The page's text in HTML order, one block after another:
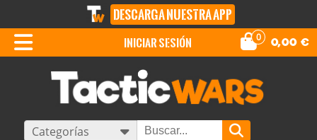
DESCARGA NUESTRA APP
0 0,00 €
iniciar sesión
Categorías